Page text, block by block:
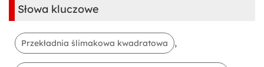
Słowa kluczowe
Przekładnia ślimakowa kwadratowa ,